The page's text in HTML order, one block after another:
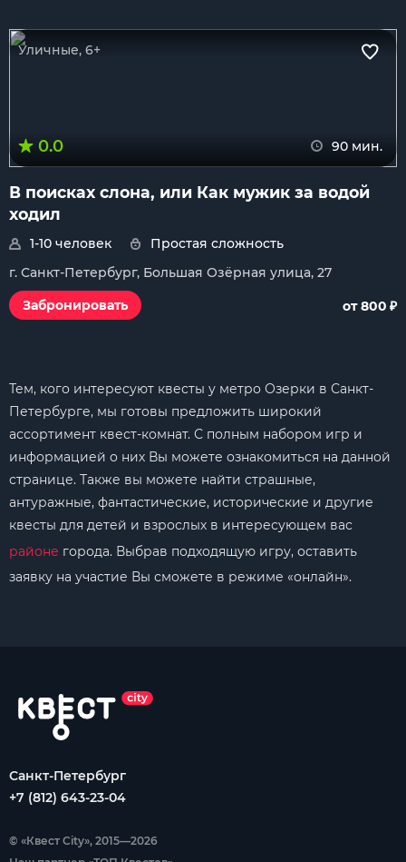
Уличные, 6+
0.0 90 мин.
В поисках слона, или Как мужик за водой
ходил
1-10 человек
Простая сложность
г. Санкт-Петербург, Большая Озёрная улица, 27
Забронировать
от 800 ₽
Тем, кого интересуют квесты у метро Озерки в Санкт-
Петербурге, мы готовы предложить широкий
ассортимент квест-комнат. С полным набором игр и
информацией о них Вы можете ознакомиться на данной
странице. Также вы можете найти страшные,
антуражные, фантастические, исторические и другие
квесты для детей и взрослых в интересующем вас
районе города. Выбрав подходящую игру, оставить
заявку на участие Вы сможете в режиме «онлайн».
Санкт-Петербург
+7 (812) 643-23-04
© «Квест City», 2015—2026